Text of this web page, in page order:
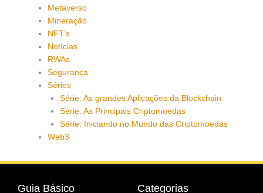
Metaverso
Mineração
NFT's
Notícias
RWAs
Segurança
Séries
Série: As grandes Aplicações da Blockchain
Série: As Principais Criptomoedas
Série: Iniciando no Mundo das Criptomoedas
Web3
Guia Básico Categorias